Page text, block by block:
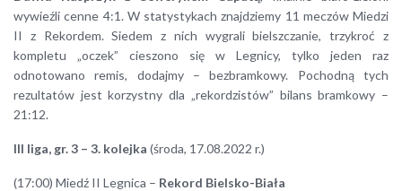
wywieźli cenne 4:1. W statystykach znajdziemy 11 meczów Miedzi
II z Rekordem. Siedem z nich wygrali bielszczanie, trzykroć z
kompletu „oczek” cieszono się w Legnicy, tylko jeden raz
odnotowano remis, dodajmy – bezbramkowy. Pochodną tych
rezultatów jest korzystny dla „rekordzistów” bilans bramkowy –
21:12.
III liga, gr. 3 – 3. kolejka (środa, 17.08.2022 r.)
(17:00) Miedź II Legnica – Rekord Bielsko-Biała